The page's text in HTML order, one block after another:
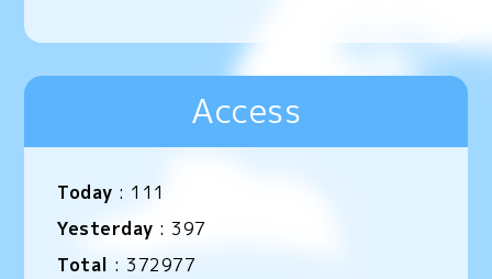
Access
Today : 111
Yesterday : 397
Total : 372977